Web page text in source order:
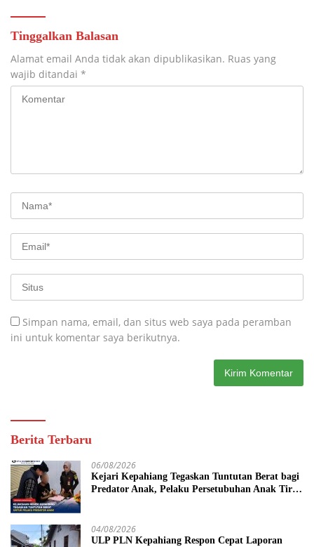
Tinggalkan Balasan
Alamat email Anda tidak akan dipublikasikan. Ruas yang
wajib ditandai *
Simpan nama, email, dan situs web saya pada peramban
ini untuk komentar saya berikutnya.
Berita Terbaru
06/08/2026
Kejari Kepahiang Tegaskan Tuntutan Berat bagi
Predator Anak, Pelaku Persetubuhan Anak Tiri
04/08/2026
ULP PLN Kepahiang Respon Cepat Laporan